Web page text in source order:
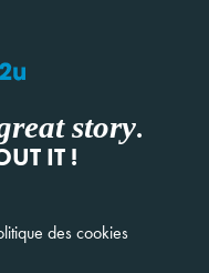
story.
IT !
des cookies